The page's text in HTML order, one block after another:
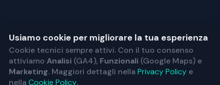
© Copyright © 2025 Tony Pezzella
Stock Photos byShutterstock
Made byPorfa
Usiamo cookie per migliorare la tua esperienza
Cookie tecnici sempre attivi. Con il tuo consenso
attiviamo Analisi (GA4), Funzionali (Google Maps) e
Marketing. Maggiori dettagli nella Privacy Policy e
nella Cookie Policy.